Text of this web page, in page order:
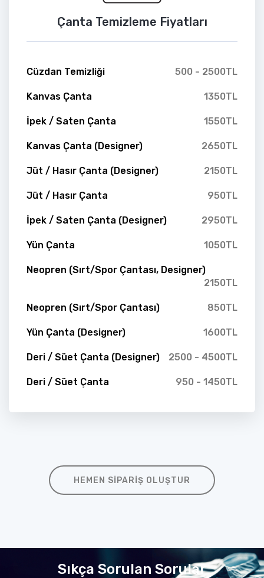
Çanta Temizleme Fiyatları
Cüzdan Temizliği 500 - 2500TL
Kanvas Çanta 1350TL
İpek / Saten Çanta 1550TL
Kanvas Çanta (Designer) 2650TL
Jüt / Hasır Çanta (Designer) 2150TL
Jüt / Hasır Çanta 950TL
İpek / Saten Çanta (Designer) 2950TL
Yün Çanta 1050TL
Neopren (Sırt/Spor Çantası, Designer)
2150TL
Neopren (Sırt/Spor Çantası) 850TL
Yün Çanta (Designer) 1600TL
Deri / Süet Çanta (Designer) 2500 - 4500TL
Deri / Süet Çanta 950 - 1450TL
HEMEN SIPARIŞ OLUŞTUR
Sıkça Sorulan Sorular